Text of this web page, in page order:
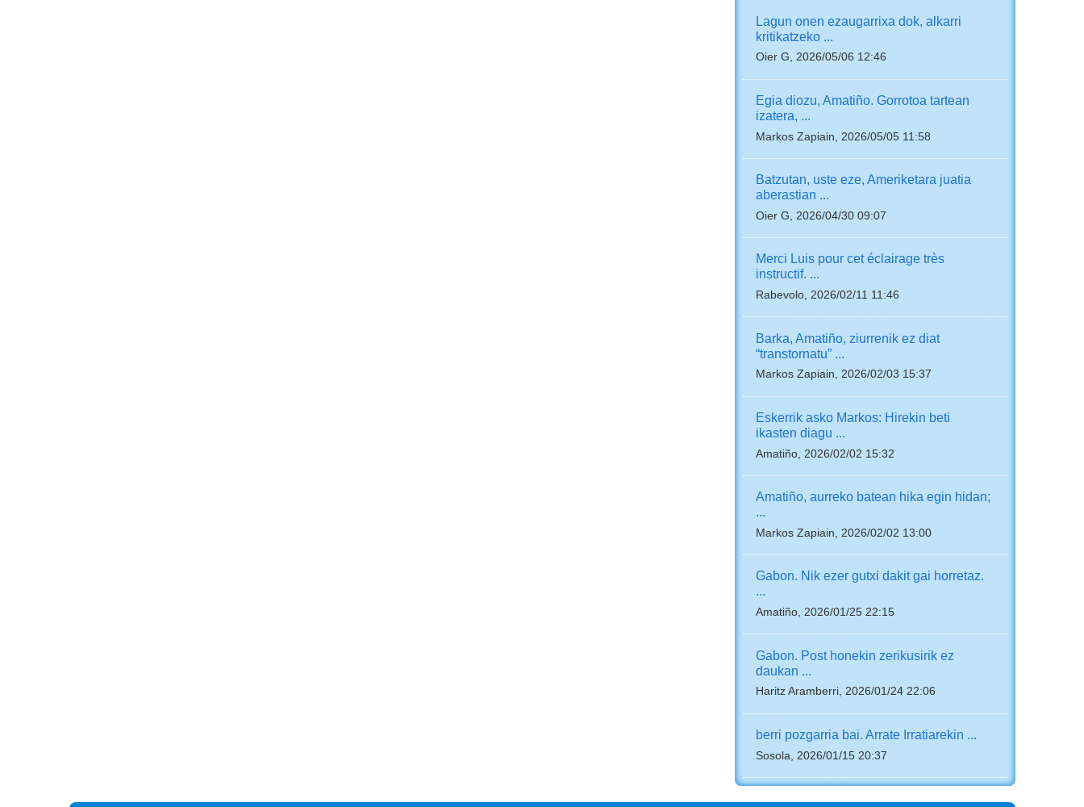
Lagun onen ezaugarrixa dok, alkarri
kritikatzeko ...
Oier G, 2026/05/06 12:46
Egia diozu, Amatiño. Gorrotoa tartean
izatera, ...
Markos Zapiain, 2026/05/05 11:58
Batzutan, uste eze, Ameriketara juatia
aberastian ...
Oier G, 2026/04/30 09:07
Merci Luis pour cet éclairage très
instructif. ...
Rabevolo, 2026/02/11 11:46
Barka, Amatiño, ziurrenik ez diat
“transtornatu” ...
Markos Zapiain, 2026/02/03 15:37
Eskerrik asko Markos: Hirekin beti
ikasten diagu ...
Amatiño, 2026/02/02 15:32
Amatiño, aurreko batean hika egin hidan;
...
Markos Zapiain, 2026/02/02 13:00
Gabon. Nik ezer gutxi dakit gai horretaz.
...
Amatiño, 2026/01/25 22:15
Gabon. Post honekin zerikusirik ez
daukan ...
Haritz Aramberri, 2026/01/24 22:06
berri pozgarria bai. Arrate Irratiarekin ...
Sosola, 2026/01/15 20:37